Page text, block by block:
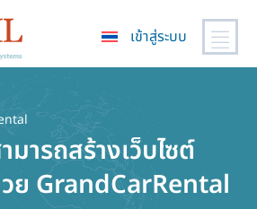
เข้าสู่ระบบ
ารถสร้างเว็บไซต์
ย GrandCarRental